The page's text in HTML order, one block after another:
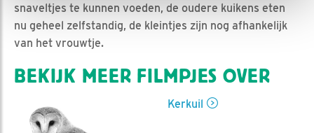
snaveltjes te kunnen voeden, de oudere kuikens eten
nu geheel zelfstandig, de kleintjes zijn nog afhankelijk
van het vrouwtje.
BEKIJK MEER FILMPJES OVER
Kerkuil